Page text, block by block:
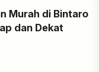
Murah di Bintaro
dan Dekat